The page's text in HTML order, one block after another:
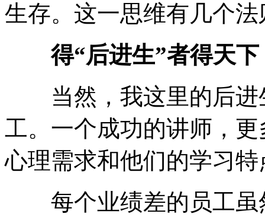
生存。这一思维有几个法
得“后进生”者得天下
当然，我这里的后进
工。一个成功的讲师，
心理需求和他们的学习特
每个业绩差的员工虽